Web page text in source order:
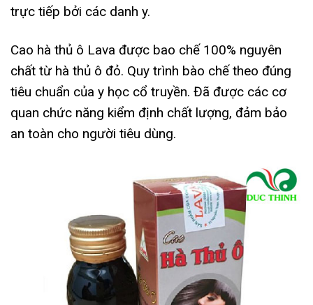
trực tiếp bởi các danh y.
Cao hà thủ ô Lava được bao chế 100% nguyên
chất từ hà thủ ô đỏ. Quy trình bào chế theo đúng
tiêu chuẩn của y học cổ truyền. Đã được các cơ
quan chức năng kiểm định chất lượng, đảm bảo
an toàn cho người tiêu dùng.